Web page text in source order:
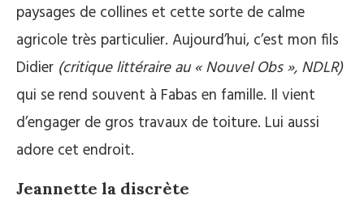
paysages de collines et cette sorte de calme
agricole très particulier. Aujourd’hui, c’est mon fils
Didier (critique littéraire au « Nouvel Obs », NDLR)
qui se rend souvent à Fabas en famille. Il vient
d’engager de gros travaux de toiture. Lui aussi
adore cet endroit.
Jeannette la discrète